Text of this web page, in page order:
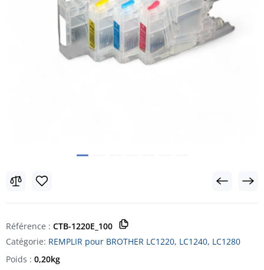
Référence : CTB-1220E_100
Catégorie: REMPLIR pour BROTHER LC1220, LC1240, LC1280
Poids : 0,20kg